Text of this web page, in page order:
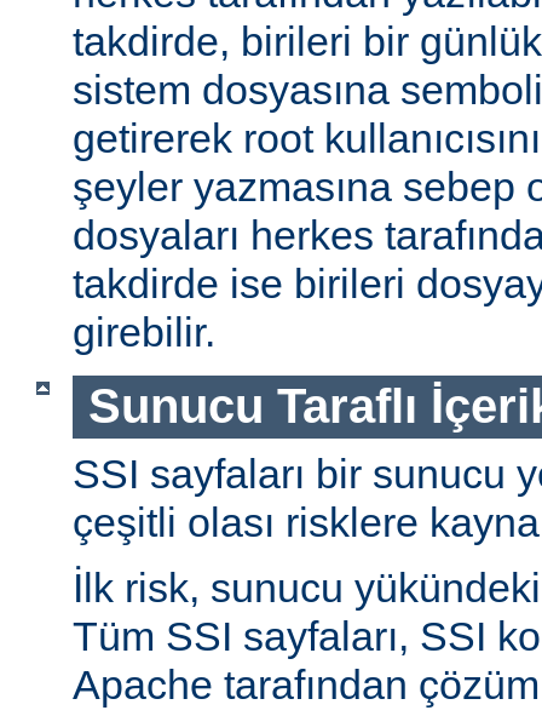
takdirde, birileri bir günlük
sistem dosyasına
getirerek root
şeyler yazmasına sebep
dosyaları herkes
takdirde ise birileri
girebilir.
Sunucu Taraflı
SSI sayfaları bir sunucu
çeşitli olası risklere
İlk risk, sunucu yükündeki
Tüm SSI sayfaları, SSI
Apache tarafından